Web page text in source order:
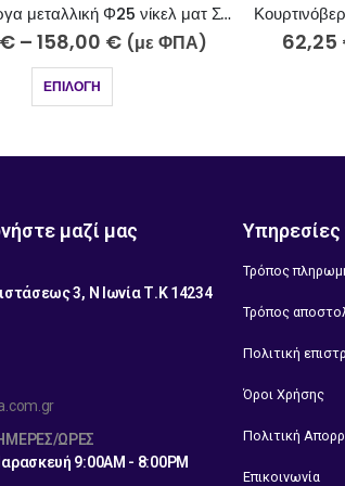
Κουρτινόβεργα μεταλλική Φ25 νίκελ ματ Κύθνος Κ28-2510-5
€–175,22€ (με ΦΠΑ)
ΕΠΙΛΟΓΉ
μαζί μας
3, Ν Ιωνία Τ.Κ 14234
ΏΡΕΣ
9:00AM - 8:00PM
Τρόπος
Τρόπος
Πολιτική
Όροι Χρήσης
Πολιτική
Επικοινωνία